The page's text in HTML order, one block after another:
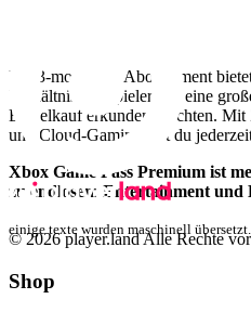
Ein 3-monatiges Abonnement
Verhältnis für Spieler, die eine
Einzelkauf erkunden möchten.
und Cloud-Gaming bist du
Xbox Game Pass Premium ist
zu endlosem Entertainment und
einige texte wurden maschinell übersetzt.
© 2026 player.land Alle Rechte
Shop